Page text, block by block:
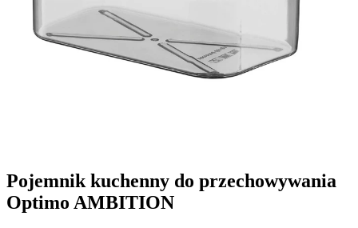
Pojemnik kuchenny do przechowywania
Optimo AMBITION